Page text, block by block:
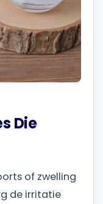
Die
of zwelling
de irritatie